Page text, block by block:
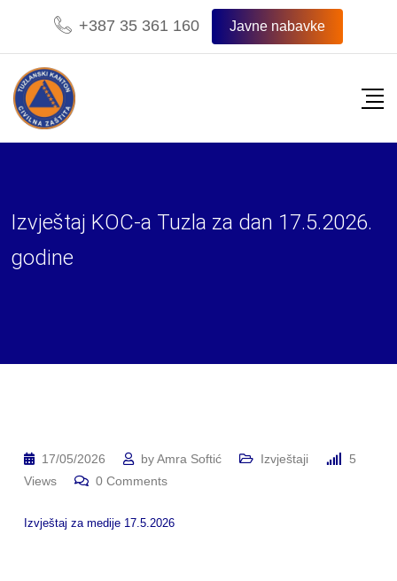
content
+387 35 361 160 Javne nabavke
Izvještaj KOC-a Tuzla za dan 17.5.2026.
godine
17/05/2026 byAmra Softić Izvještaji
5
Views
0 Comments
Izvještaj za medije 17.5.2026